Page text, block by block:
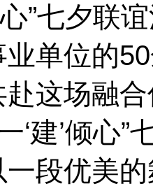
心”七夕联
单位的
这场融
‘建’倾心
段优美